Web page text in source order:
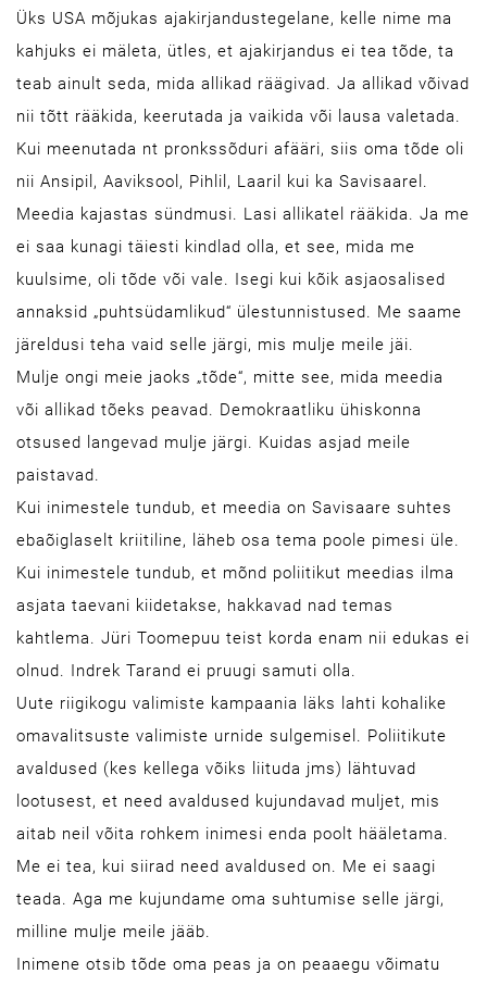
Üks USA mõjukas ajakirjandustegelane, kelle nime ma
kahjuks ei mäleta, ütles, et ajakirjandus ei tea tõde, ta
teab ainult seda, mida allikad räägivad. Ja allikad võivad
nii tõtt rääkida, keerutada ja vaikida või lausa valetada.
Kui meenutada nt pronkssõduri afääri, siis oma tõde oli
nii Ansipil, Aaviksool, Pihlil, Laaril kui ka Savisaarel.
Meedia kajastas sündmusi. Lasi allikatel rääkida. Ja me
ei saa kunagi täiesti kindlad olla, et see, mida me
kuulsime, oli tõde või vale. Isegi kui kõik asjaosalised
annaksid „puhtsüdamlikud“ ülestunnistused. Me saame
järeldusi teha vaid selle järgi, mis mulje meile jäi.
Mulje ongi meie jaoks „tõde“, mitte see, mida meedia
või allikad tõeks peavad. Demokraatliku ühiskonna
otsused langevad mulje järgi. Kuidas asjad meile
paistavad.
Kui inimestele tundub, et meedia on Savisaare suhtes
ebaõiglaselt kriitiline, läheb osa tema poole pimesi üle.
Kui inimestele tundub, et mõnd poliitikut meedias ilma
asjata taevani kiidetakse, hakkavad nad temas
kahtlema. Jüri Toomepuu teist korda enam nii edukas ei
olnud. Indrek Tarand ei pruugi samuti olla.
Uute riigikogu valimiste kampaania läks lahti kohalike
omavalitsuste valimiste urnide sulgemisel. Poliitikute
avaldused (kes kellega võiks liituda jms) lähtuvad
lootusest, et need avaldused kujundavad muljet, mis
aitab neil võita rohkem inimesi enda poolt hääletama.
Me ei tea, kui siirad need avaldused on. Me ei saagi
teada. Aga me kujundame oma suhtumise selle järgi,
milline mulje meile jääb.
Inimene otsib tõde oma peas ja on peaaegu võimatu